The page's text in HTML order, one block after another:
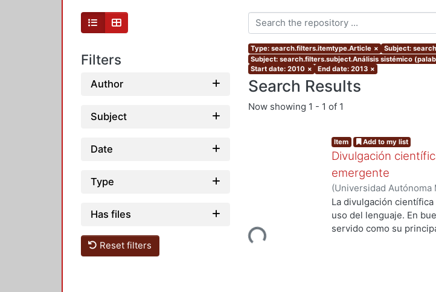
Filters
Author
Subject
Date
Type
Has files
Reset filters
Type: search.filters.itemtype.Article × Subject:
Subject: search.filters.subject.Análisis sistémico
Start date: 2010 × End date: 2013 ×
Search Results
Now showing 1 - 1 of 1
Loading...
Item Add to my list
Divulgación
emergente
(Universidad Autónoma
Artes para el Diseño,
03) Rosales González,
La divulgación
uso del lenguaje. En
servido como su